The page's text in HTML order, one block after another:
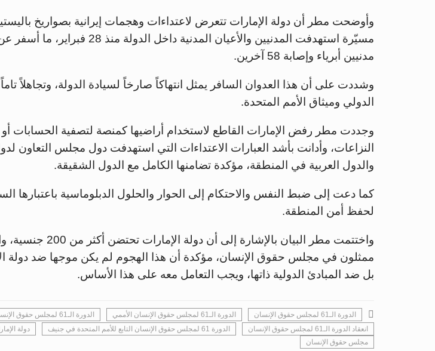
وأوضحت مطر أن دولة الإمارات تتعرض لاعتداءات وهجمات إيرانية بصواريخ
مسيّرة استهدفت المدنيين والأعيان المدنية داخل الدولة
مدنيين أبرياء وإصابة 58 آخرين.
وشددت على أن هذا العدوان السافر يمثل انتهاكاً صارخاً لسيادة الدولة، وتجاهلاً
الدولي وميثاق الأمم المتحدة.
وجددت مطر رفض الإمارات القاطع لاستخدام أراضيها كمنصة لتصفية الحسابات
النزاعات، وأدانت بأشد العبارات الاعتداءات التي استهدفت دول مجلس التعاون
والدول العربية في المنطقة، مؤكدة تضامنها الكامل مع الدول الشقيقة.
كما دعت إلى ضبط النفس والاحتكام إلى الحوار والحلول الدبلوماسية باعتبارها
لحفظ أمن المنطقة.
واختتمت مطر البيان بالإشارة إلى أن
ممثلون في مجلس حقوق الإنسان، مؤكدة أن هذا الهجوم لم يكن موجها ضد دولة
بل ضد المبادئ الدولية ذاتها، ويجب التعامل معه على هذا الأساس.
الدورة الـ61 لمجلس حقوق الإنسان الدورة الـ61 لمجلس حقوق الإنسان الأممي
الدورة الـ61 لمجلس حقوق الإنسان التابع للأمم المتحدة
انعقاد الدورة الـ61 لمجلس حقوق الإنسان
الدورة 61 لمجلس حقوق الإنسان التابع للأمم المتحدة في جنيف دولة
مجلس حقوق الإنسان